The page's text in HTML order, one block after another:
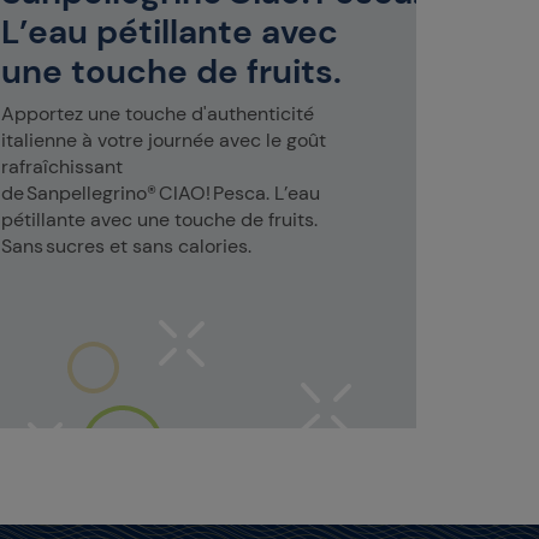
L’eau pétillante avec
une touche de fruits.
Apportez une touche d'authenticité
italienne à votre journée avec le goût
rafraîchissant
de Sanpellegrino® CIAO! Pesca. L’eau
pétillante avec une touche de fruits.
Sans sucres et sans calories.